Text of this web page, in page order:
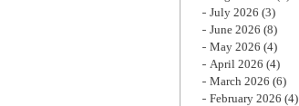
July 2026 (3)
June 2026 (8)
May 2026 (4)
April 2026 (4)
March 2026 (6)
February 2026 (4)